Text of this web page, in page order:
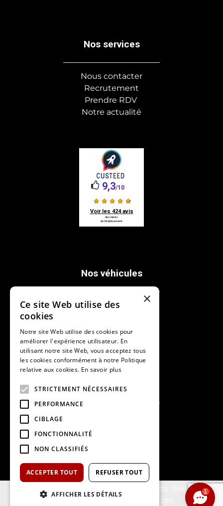
Nos services
Nous contacter
Recrutement
Prendre RDV
Notre actualité
Nos véhicules
Voitures neuves
Motos d'occasions
Scooter
Suivez-nous
© 2026 - Groupe Bruschet. Tous droits réservés.1
×
Ce site Web utilise des
cookies
Notre site Web utilise des cookies pour
améliorer l'expérience utilisateur. En
utilisant notre site Web, vous acceptez tous
les cookies conformément à notre Politique
relative aux cookies. En savoir plus
STRICTEMENT NÉCESSAIRES
PERFORMANCE
CIBLAGE
FONCTIONNALITÉ
NON CLASSIFIÉS
ACCEPTER TOUT REFUSER TOUT
AFFICHER LES DÉTAILS